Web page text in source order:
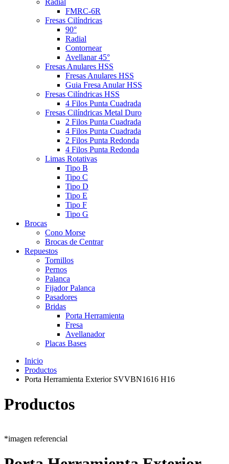
Radial
FMRC-6R
Fresas Cilíndricas
90°
Radial
Contornear
Avellanar 45°
Fresas Anulares HSS
Fresas Anulares HSS
Guia Fresa Anular HSS
Fresas Cilíndricas HSS
4 Filos Punta Cuadrada
Fresas Cilíndricas Metal Duro
2 Filos Punta Cuadrada
4 Filos Punta Cuadrada
2 Filos Punta Redonda
4 Filos Punta Redonda
Limas Rotativas
Tipo B
Tipo C
Tipo D
Tipo E
Tipo F
Tipo G
Brocas
Cono Morse
Brocas de Centrar
Repuestos
Tornillos
Pernos
Palanca
Fijador Palanca
Pasadores
Bridas
Porta Herramienta
Fresa
Avellanador
Placas Bases
Inicio
Productos
Porta Herramienta Exterior SVVBN1616 H16
Productos
*imagen referencial